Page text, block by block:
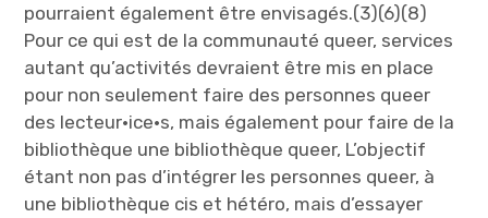
pourraient également être envisagés.(3)(6)(8)
Pour ce qui est de la communauté queer, services
autant qu’activités devraient être mis en place
pour non seulement faire des personnes queer
des lecteur·ice·s, mais également pour faire de la
bibliothèque une bibliothèque queer, L’objectif
étant non pas d’intégrer les personnes queer, à
une bibliothèque cis et hétéro, mais d’essayer